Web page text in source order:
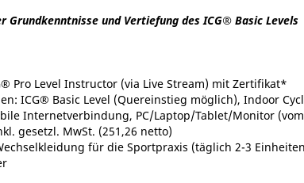
Grundkenntnisse und Vertiefung des ICG®​ Basic Levels
Pro Level Instructor (via Live Stream) mit Zertifikat*
ICG® Basic Level (Quereinstieg möglich), Indoor
Internetverbindung, PC/Laptop/Tablet/Monitor
gesetzl. MwSt. (251,26 netto)
für die Sportpraxis (täglich 2-3